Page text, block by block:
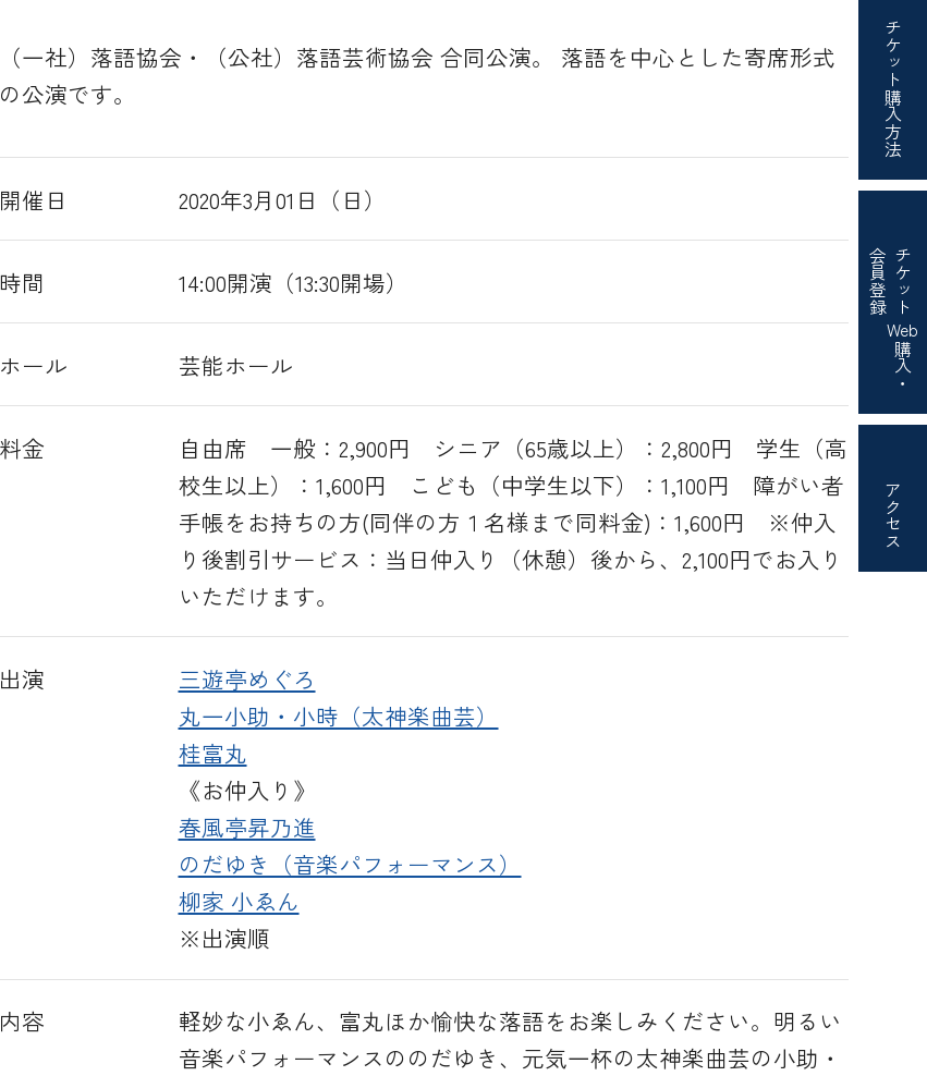
チケット
購入方法
チケット
Web
購入・
会員登録
アクセス
（一社）落語協会・（公社）落語芸術協会 合同公演。 落語を中心とした寄席形式
の公演です。
開催日 2020年3月01日（日）
時間 14:00開演（13:30開場）
ホール 芸能ホール
料金
自由席 一般：2,900円 シニア（65歳以上）：2,800円 学生（高
校生以上）：1,600円 こども（中学生以下）：1,100円 障がい者
手帳をお持ちの方(同伴の方１名様まで同料金)：1,600円 ※仲入
り後割引サービス：当日仲入り（休憩）後から、2,100円でお入り
いただけます。
出演
三遊亭めぐろ
丸一小助・小時（太神楽曲芸）
桂富丸
《お仲入り》
春風亭昇乃進
のだゆき（音楽パフォーマンス）
柳家 小ゑん
※出演順
内容
軽妙な小ゑん、富丸ほか愉快な落語をお楽しみください。明るい
音楽パフォーマンスののだゆき、元気一杯の太神楽曲芸の小助・